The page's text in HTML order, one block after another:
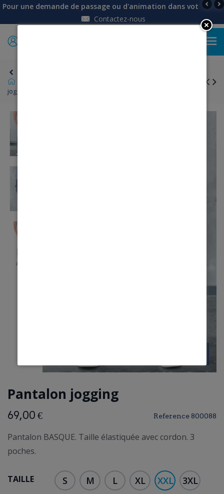
Pour une demande de passage ou d'animation dans votre
Contactez-nous
jogging
Pantalon jogging
Reference 800088
69,00 €
Pantalon BASQUE. Taille élastiquée avec cordon. 3
poches.
TAILLE S M L XL XXL 3XL